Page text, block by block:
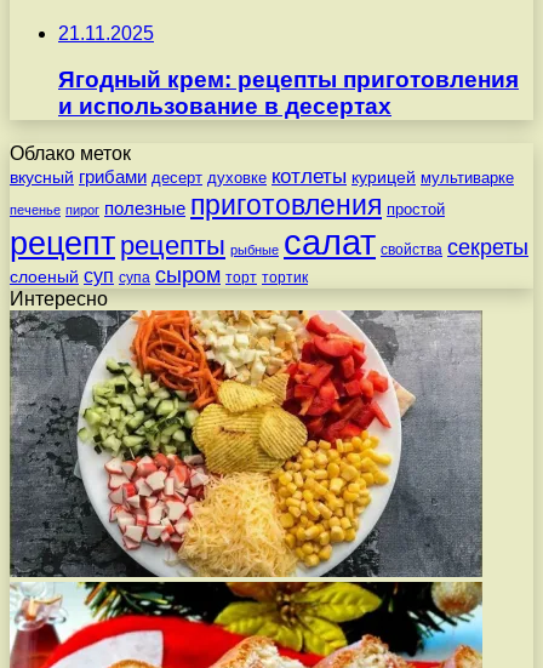
21.11.2025
Ягодный крем: рецепты приготовления
и использование в десертах
Облако меток
вкусный грибами десерт духовке котлеты курицей мультиварке
печенье пирог полезные приготовления простой
рецепт рецепты рыбные салат свойства секреты
слоеный суп супа сыром торт тортик
Интересно